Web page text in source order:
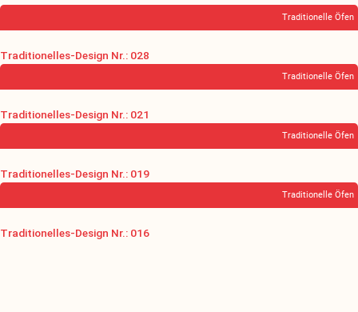
Traditionelle Öfen
Traditionelles-Design Nr.: 028
Traditionelle Öfen
Traditionelles-Design Nr.: 021
Traditionelle Öfen
Traditionelles-Design Nr.: 019
Traditionelle Öfen
Traditionelles-Design Nr.: 016